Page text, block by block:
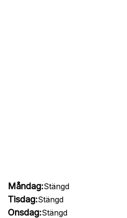
Måndag:Stängd
Tisdag:Stängd
Onsdag:Stängd